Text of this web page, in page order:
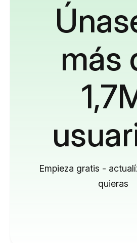
más
Empieza gratis -
quieras